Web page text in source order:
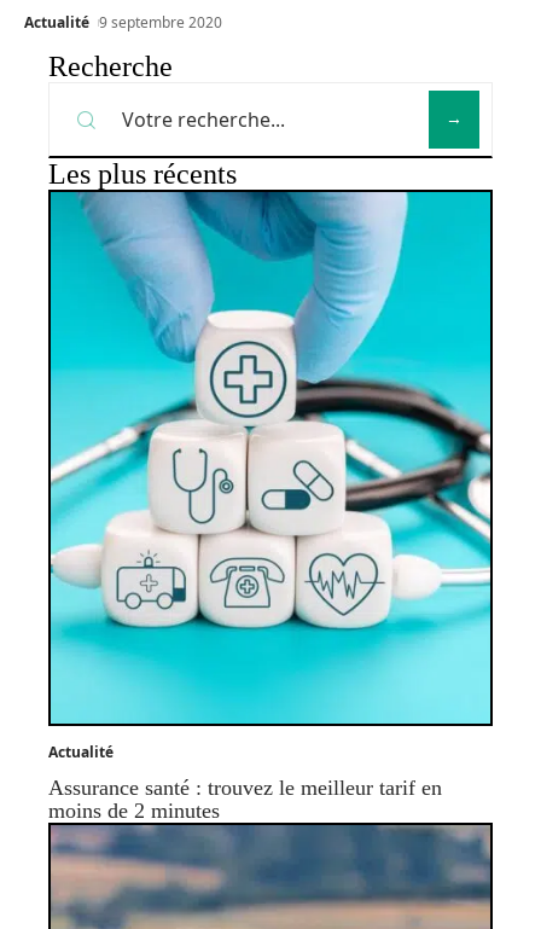
Actualité 9 septembre 2020
Recherche
Les plus récents
Actualité
Assurance santé : trouvez le meilleur tarif en
moins de 2 minutes